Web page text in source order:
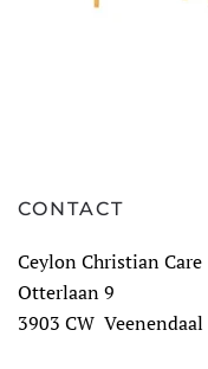
CONTACT
Ceylon Christian Care
Otterlaan 9
3903 CW Veenendaal